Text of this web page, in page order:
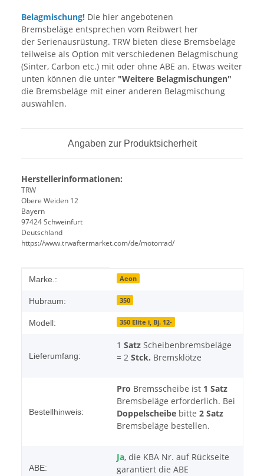
Belagmischung! Die hier angebotenen
Bremsbeläge entsprechen vom Reibwert her
der Serienausrüstung. TRW bieten diese Bremsbeläge
teilweise als Option mit verschiedenen Belagmischung
(Sinter, Carbon etc.) mit oder ohne ABE an. Etwas weiter
unten können die unter "Weitere Belagmischungen"
die Bremsbeläge mit einer anderen Belagmischung
auswählen.
Angaben zur Produktsicherheit
Herstellerinformationen:
TRW
Obere Weiden 12
Bayern
97424 Schweinfurt
Deutschland
https://www.trwaftermarket.com/de/motorrad/
Produkteigenschaft
Wert
Marke.: Aeon
Hubraum: 350
Modell: 350 Elite i, Bj. 12-
Lieferumfang:
1 Satz Scheibenbremsbeläge
= 2 Stck. Bremsklötze
Bestellhinweis:
Pro Bremsscheibe ist 1 Satz
Bremsbeläge erforderlich. Bei
Doppelscheibe bitte 2 Satz
Bremsbeläge bestellen.
ABE:
Ja, die KBA Nr. auf Rückseite
garantiert die ABE